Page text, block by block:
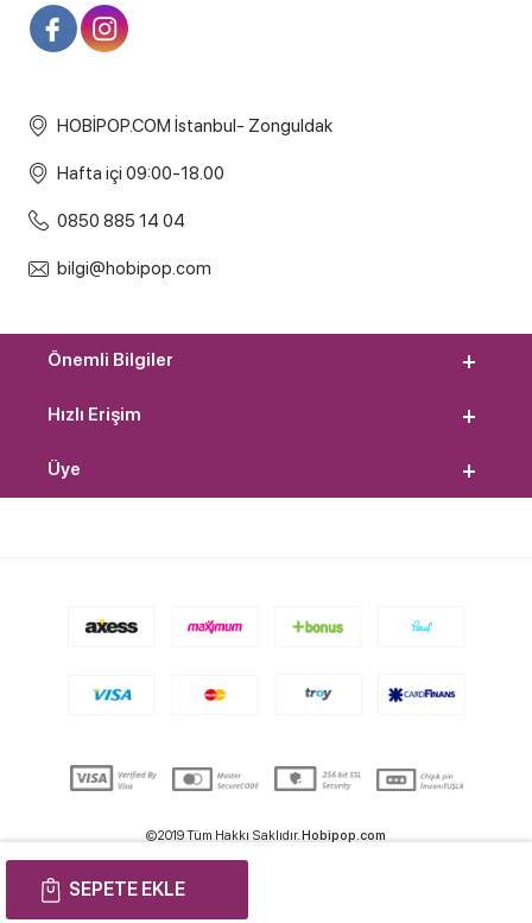
SEPETE EKLE
HOBİPOP.COM İstanbul- Zonguldak
Hafta içi 09:00-18.00
0850 885 14 04
bilgi@hobipop.com
Önemli Bilgiler
Hızlı Erişim
Üye
©2019 Tüm Hakkı Saklıdır. Hobipop.com
T-SoftE-Ticaret